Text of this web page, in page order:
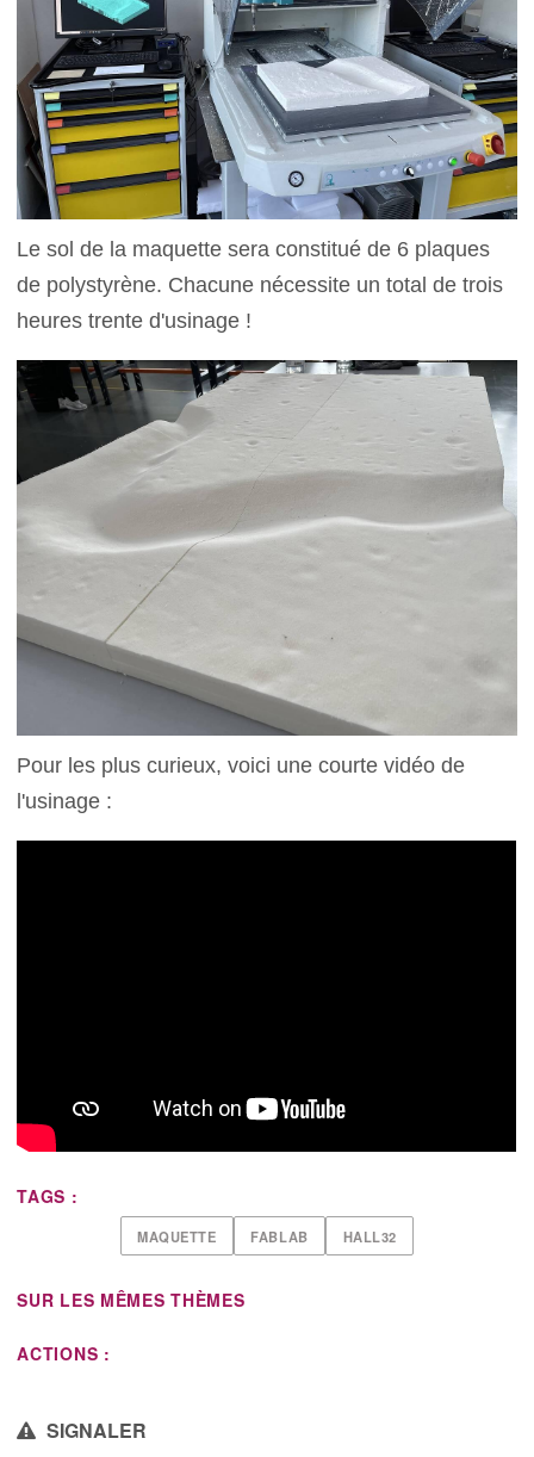
Le sol de la maquette sera constitué de 6 plaques
de polystyrène. Chacune nécessite un total de trois
heures trente d'usinage !
Pour les plus curieux, voici une courte vidéo de
l'usinage :
TAGS :
MAQUETTE FABLAB HALL32
SUR LES MÊMES THÈMES
ACTIONS :
SIGNALER